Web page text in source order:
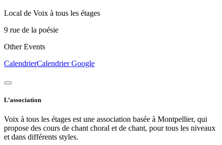
Local de Voix à tous les étages
9 rue de la poésie
Other Events
CalendrierCalendrier Google
L’association
Voix à tous les étages est une association basée à Montpellier, qui
propose des cours de chant choral et de chant, pour tous les niveaux
et dans différents styles.